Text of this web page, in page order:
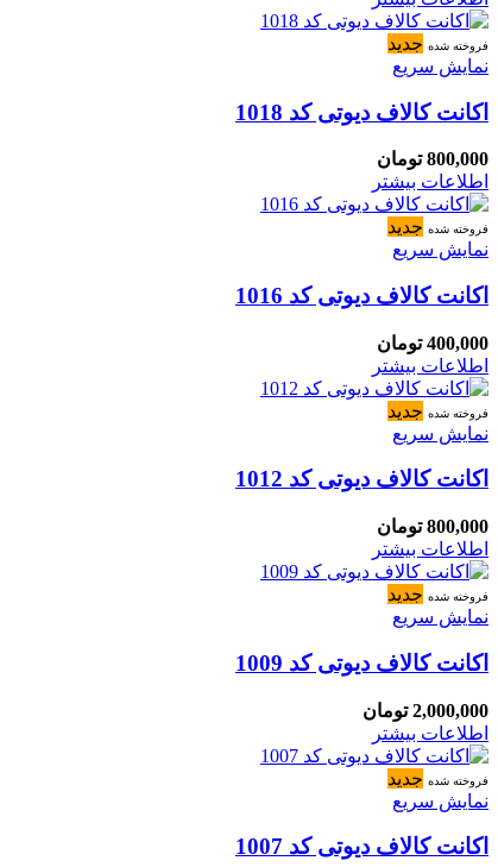
فروخته شده جدید
نمایش سریع
اکانت کالاف دیوتی کد 1018
800,000 تومان
اطلاعات بیشتر
فروخته شده جدید
نمایش سریع
اکانت کالاف دیوتی کد 1016
400,000 تومان
اطلاعات بیشتر
فروخته شده جدید
نمایش سریع
اکانت کالاف دیوتی کد 1012
800,000 تومان
اطلاعات بیشتر
فروخته شده جدید
نمایش سریع
اکانت کالاف دیوتی کد 1009
2,000,000 تومان
اطلاعات بیشتر
فروخته شده جدید
نمایش سریع
اکانت کالاف دیوتی کد 1007